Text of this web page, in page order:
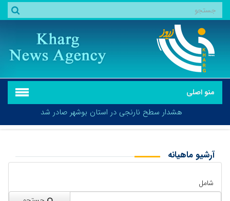
منو اصلی
هشدار سطح نارنجی در استان بوشهر صادر شد
آرشیو ماهیانه
شامل